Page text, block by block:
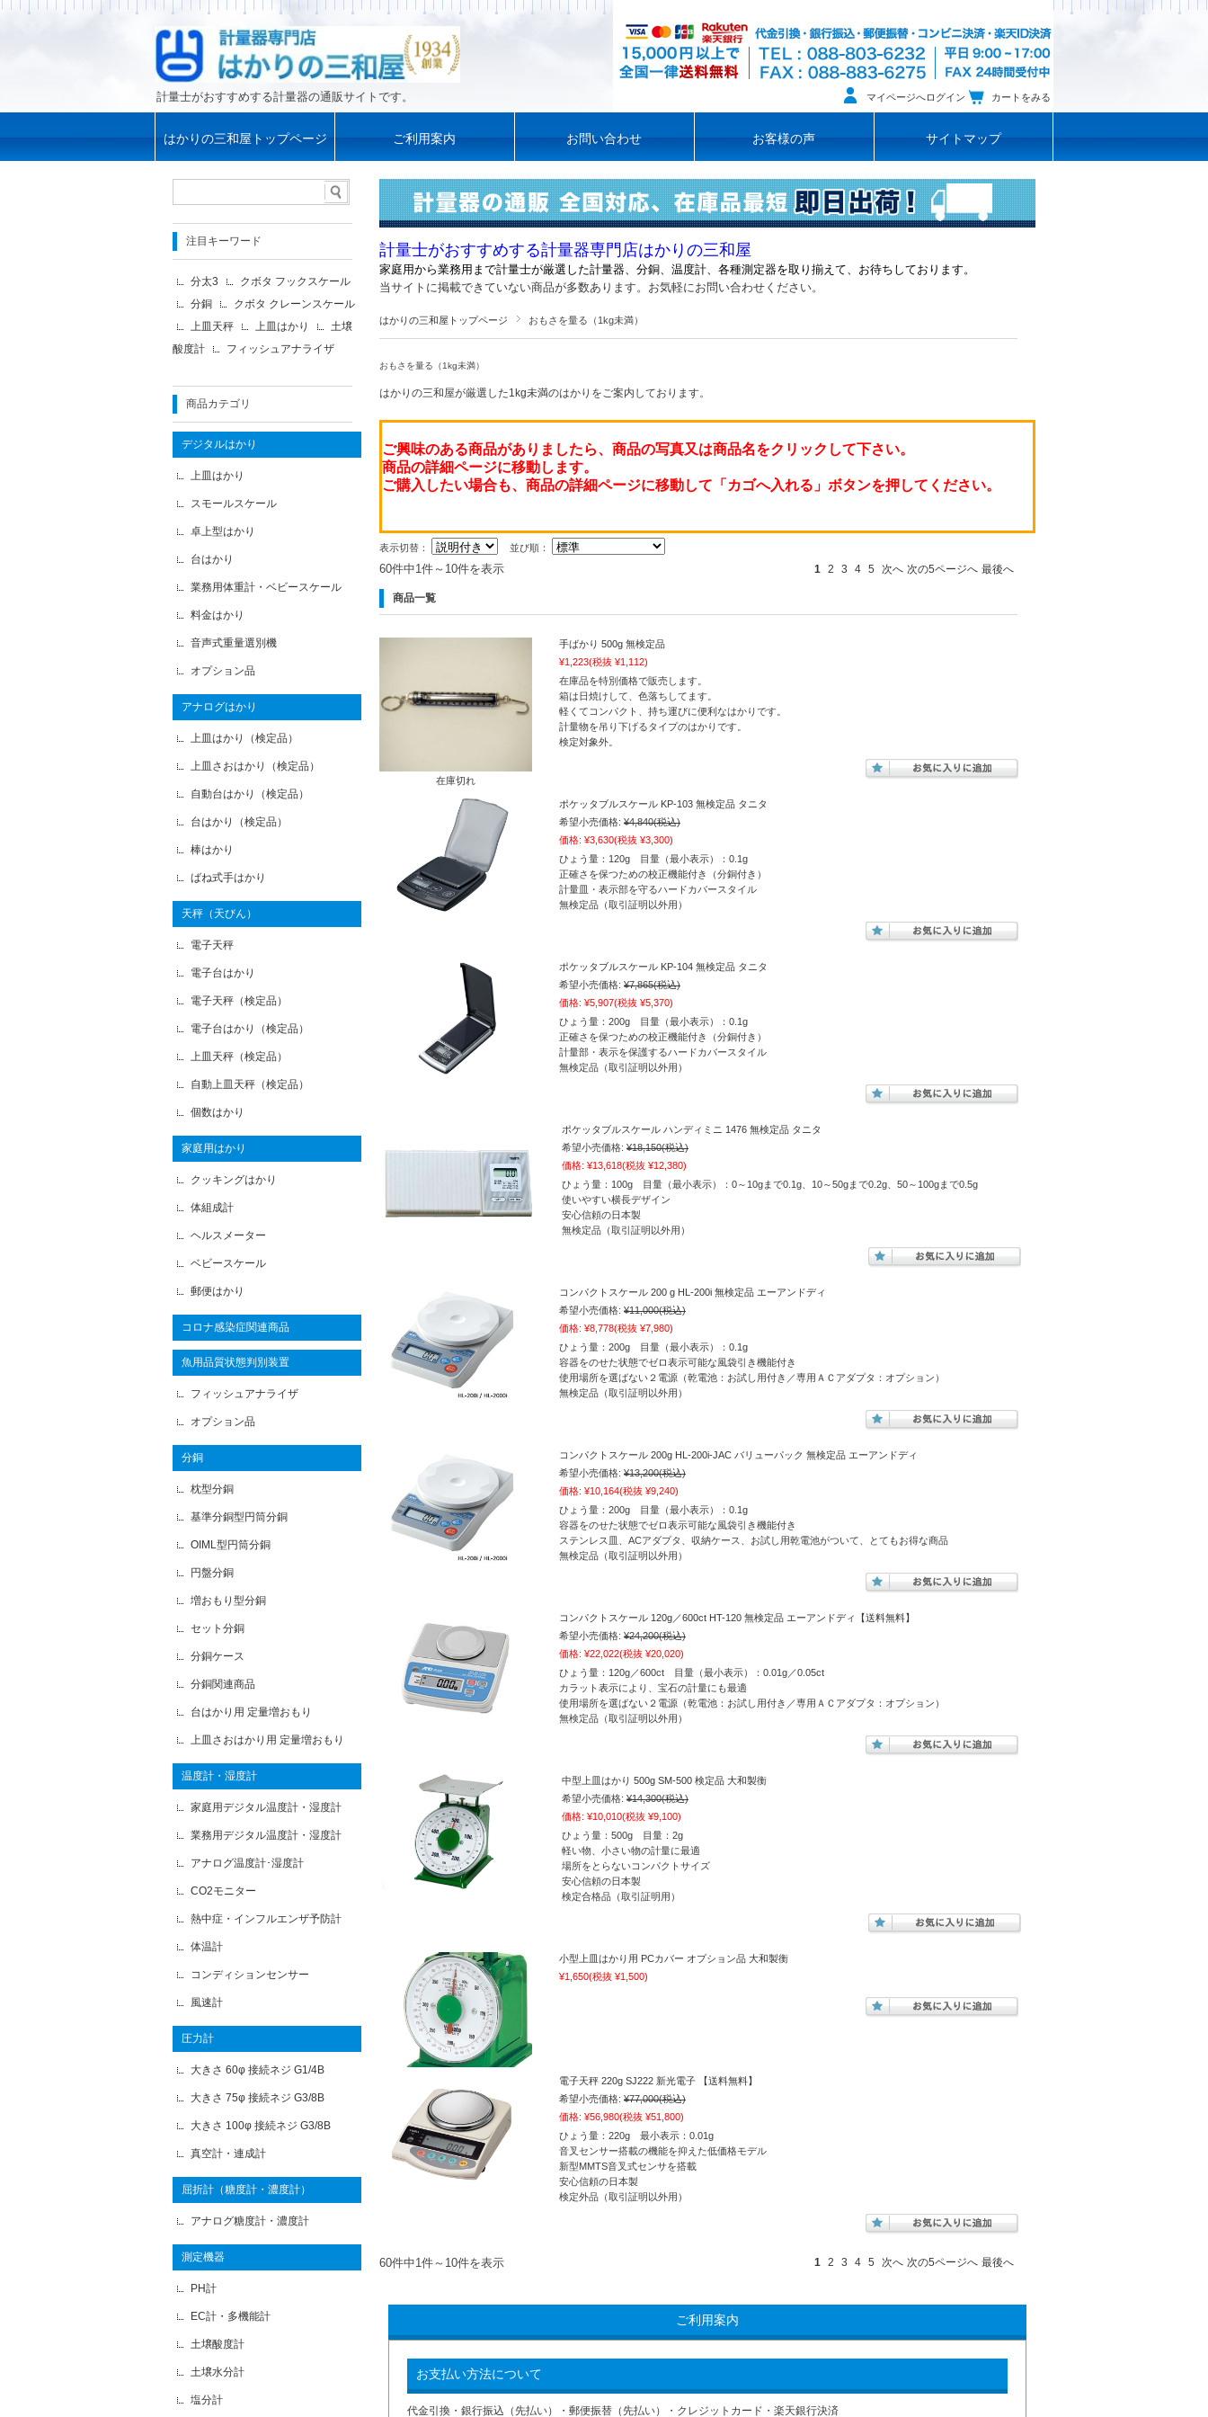
計量士がおすすめする計量器の通販サイトです。 マイページへログイン カートをみる
はかりの三和屋トップページ ご利用案内 お問い合わせ お客様の声 サイトマップ
計量士がおすすめする計量器専門店はかりの三和屋
家庭用から業務用まで計量士が厳選した計量器、 分銅、温度計、各種測定器を取り揃えて、お待ちしております。
当サイトに掲載できていない商品が多数あります。お気軽にお問い合わせください。
はかりの三和屋トップページ おもさを量る（1kg未満）
おもさを量る（1kg未満）
はかりの三和屋が厳選した1kg未満のはかりをご案内しております。
ご興味のある商品がありましたら、商品の写真又は商品名をクリックして下さい。
商品の詳細ページに移動します。
ご購入したい場合も、商品の詳細ページに移動して「カゴへ入れる」ボタンを押してください。
表示切替： 並び順：
60件中1件～10件を表示 1 2 3 4 5 次へ 次の5ページへ 最後へ
商品一覧
在庫切れ
手ばかり 500g 無検定品
¥1,223(税抜 ¥1,112)
在庫品を特別価格で販売します。
箱は日焼けして、色落ちしてます。
軽くてコンパクト、持ち運びに便利なはかりです。
計量物を吊り下げるタイプのはかりです。
検定対象外。
ポケッタブルスケール KP-103 無検定品 タニタ
希望小売価格: ¥4,840(税込)
価格: ¥3,630(税抜 ¥3,300)
ひょう量：120g 目量（最小表示）：0.1g
正確さを保つための校正機能付き（分銅付き）
計量皿・表示部を守るハードカバースタイル
無検定品（取引証明以外用）
ポケッタブルスケール KP-104 無検定品 タニタ
希望小売価格: ¥7,865(税込)
価格: ¥5,907(税抜 ¥5,370)
ひょう量：200g 目量（最小表示）：0.1g
正確さを保つための校正機能付き（分銅付き）
計量部・表示を保護するハードカバースタイル
無検定品（取引証明以外用）
ポケッタブルスケール ハンディミニ 1476 無検定品 タニタ
希望小売価格: ¥18,150(税込)
価格: ¥13,618(税抜 ¥12,380)
ひょう量：100g 目量（最小表示）：0～10gまで0.1g、10～50gまで0.2g、50～100gまで0.5g
使いやすい横長デザイン
安心信頼の日本製
無検定品（取引証明以外用）
コンパクトスケール 200 g HL-200i 無検定品 エーアンドディ
希望小売価格: ¥11,000(税込)
価格: ¥8,778(税抜 ¥7,980)
ひょう量：200g 目量（最小表示）：0.1g
容器をのせた状態でゼロ表示可能な風袋引き機能付き
使用場所を選ばない２電源（乾電池：お試し用付き／専用ＡＣアダプタ：オプション）
無検定品（取引証明以外用）
コンパクトスケール 200g HL-200i-JAC バリューパック 無検定品 エーアンドディ
希望小売価格: ¥13,200(税込)
価格: ¥10,164(税抜 ¥9,240)
ひょう量：200g 目量（最小表示）：0.1g
容器をのせた状態でゼロ表示可能な風袋引き機能付き
ステンレス皿、ACアダプタ、収納ケース、お試し用乾電池がついて、とてもお得な商品
無検定品（取引証明以外用）
コンパクトスケール 120g／600ct HT-120 無検定品 エーアンドディ【送料無料】
希望小売価格: ¥24,200(税込)
価格: ¥22,022(税抜 ¥20,020)
ひょう量：120g／600ct 目量（最小表示）：0.01g／0.05ct
カラット表示により、宝石の計量にも最適
使用場所を選ばない２電源（乾電池：お試し用付き／専用ＡＣアダプタ：オプション）
無検定品（取引証明以外用）
中型上皿はかり 500g SM-500 検定品 大和製衡
希望小売価格: ¥14,300(税込)
価格: ¥10,010(税抜 ¥9,100)
ひょう量：500g 目量：2g
軽い物、小さい物の計量に最適
場所をとらないコンパクトサイズ
安心信頼の日本製
検定合格品（取引証明用）
小型上皿はかり用 PCカバー オプション品 大和製衡
¥1,650(税抜 ¥1,500)
電子天秤 220g SJ222 新光電子 【送料無料】
希望小売価格: ¥77,000(税込)
価格: ¥56,980(税抜 ¥51,800)
ひょう量：220g 最小表示：0.01g
音叉センサー搭載の機能を抑えた低価格モデル
新型MMTS音叉式センサを搭載
安心信頼の日本製
検定外品（取引証明以外用）
60件中1件～10件を表示 1 2 3 4 5 次へ 次の5ページへ 最後へ
ご利用案内
お支払い方法について
代金引換・銀行振込（先払い）・郵便振替（先払い）・クレジットカード・楽天銀行決済
注目キーワード
分太3
クボタ フックスケール
分銅
クボタ クレーンスケール
上皿天秤
上皿はかり
土壌
酸度計
フィッシュアナライザ
商品カテゴリ
デジタルはかり
上皿はかり
スモールスケール
卓上型はかり
台はかり
業務用体重計・ベビースケール
料金はかり
音声式重量選別機
オプション品
アナログはかり
上皿はかり（検定品）
上皿さおはかり（検定品）
自動台はかり（検定品）
台はかり（検定品）
棒はかり
ばね式手はかり
天秤（天びん）
電子天秤
電子台はかり
電子天秤（検定品）
電子台はかり（検定品）
上皿天秤（検定品）
自動上皿天秤（検定品）
個数はかり
家庭用はかり
クッキングはかり
体組成計
ヘルスメーター
ベビースケール
郵便はかり
コロナ感染症関連商品
魚用品質状態判別装置
フィッシュアナライザ
オプション品
分銅
枕型分銅
基準分銅型円筒分銅
OIML型円筒分銅
円盤分銅
増おもり型分銅
セット分銅
分銅ケース
分銅関連商品
台はかり用 定量増おもり
上皿さおはかり用 定量増おもり
温度計・湿度計
家庭用デジタル温度計・湿度計
業務用デジタル温度計・湿度計
アナログ温度計･湿度計
CO2モニター
熱中症・インフルエンザ予防計
体温計
コンディションセンサー
風速計
圧力計
大きさ 60φ 接続ネジ G1/4B
大きさ 75φ 接続ネジ G3/8B
大きさ 100φ 接続ネジ G3/8B
真空計・連成計
屈折計（糖度計・濃度計）
アナログ糖度計・濃度計
測定機器
PH計
EC計・多機能計
土壌酸度計
土壌水分計
塩分計